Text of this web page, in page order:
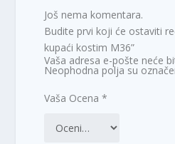
Još nema komentara.
Budite prvi koji će ostaviti
kupaći kostim M36”
Vaša adresa e-pošte neće
Neophodna polja su
Vaša Ocena*